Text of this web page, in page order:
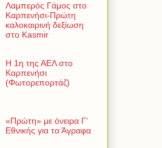
Λαμπερός Γάμος στο
Καρπενήσι-Πρώτη
καλοκαιρινή δεξίωση
στο Kasmir
Η 1η της ΑΕΛ στο
Καρπενήσι
(Φωτορεπορτάζ)
«Πρώτη» με όνειρα Γ'
Εθνικής για τα Άγραφα